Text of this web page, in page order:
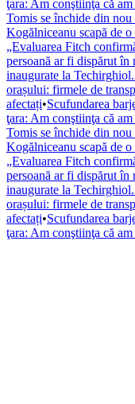
ţara: Am conştiinţa că
Tomis se închide din
Kogălniceanu scapă de
„Evaluarea Fitch
persoană ar fi dispărut în
inaugurate la
orașului: firmele de
afectați•Scufundarea
ţara: Am conştiinţa că
Tomis se închide din
Kogălniceanu scapă de
„Evaluarea Fitch
persoană ar fi dispărut în
inaugurate la
orașului: firmele de
afectați•Scufundarea
ţara: Am conştiinţa că